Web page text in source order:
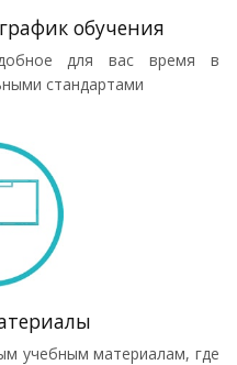
обучения
для вас время в
стандартами
учебным материалам, где